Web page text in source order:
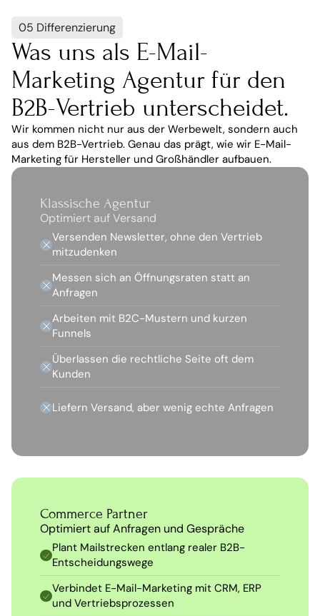
05 Differenzierung
Was uns als E-Mail-
Marketing Agentur für den
B2B-Vertrieb unterscheidet.
Wir kommen nicht nur aus der Werbewelt, sondern auch
aus dem B2B-Vertrieb. Genau das prägt, wie wir E-Mail-
Marketing für Hersteller und Großhändler aufbauen.
Klassische Agentur
Optimiert auf Versand
Versenden Newsletter, ohne den Vertrieb
mitzudenken
Messen sich an Öffnungsraten statt an
Anfragen
Arbeiten mit B2C-Mustern und kurzen
Funnels
Überlassen die rechtliche Seite oft dem
Kunden
Liefern Versand, aber wenig echte Anfragen
Commerce Partner
Optimiert auf Anfragen und Gespräche
Plant Mailstrecken entlang realer B2B-
Entscheidungswege
Verbindet E-Mail-Marketing mit CRM, ERP
und Vertriebsprozessen